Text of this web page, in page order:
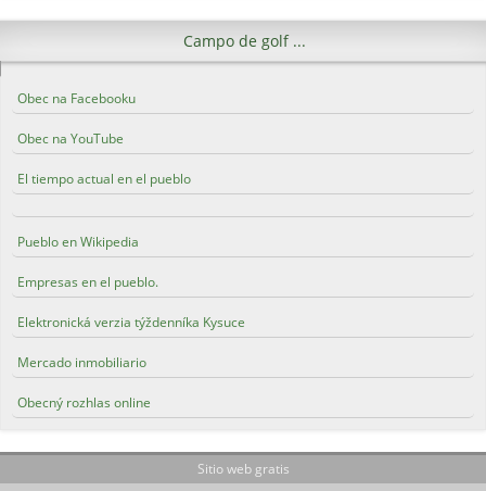
Campo de golf ...
Obec na Facebooku
Obec na YouTube
El tiempo actual en el pueblo
Pueblo en Wikipedia
Empresas en el pueblo.
Elektronická verzia týždenníka Kysuce
Mercado inmobiliario
Obecný rozhlas online
Sitio web gratis